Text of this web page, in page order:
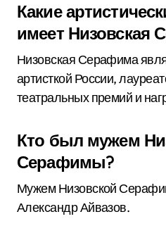
Какие
имеет Низовская
Низовская Серафима
артисткой России,
театральных премий и
Кто был мужем
Серафимы?
Мужем Низовской
Александр Айвазов.